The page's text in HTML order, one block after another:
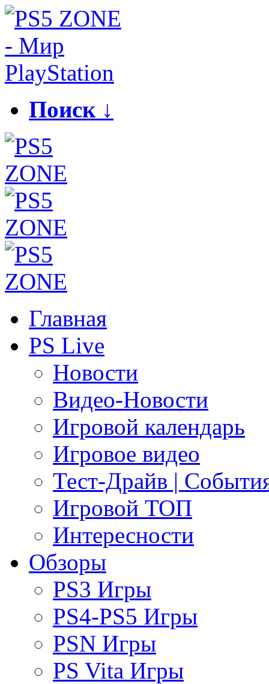
Поиск ↓
Главная
PS Live
Новости
Видео-Новости
Игровой календарь
Игровое видео
Тест-Драйв |
Игровой ТОП
Интересности
Обзоры
PS3 Игры
PS4-PS5 Игры
PSN Игры
PS Vita Игры